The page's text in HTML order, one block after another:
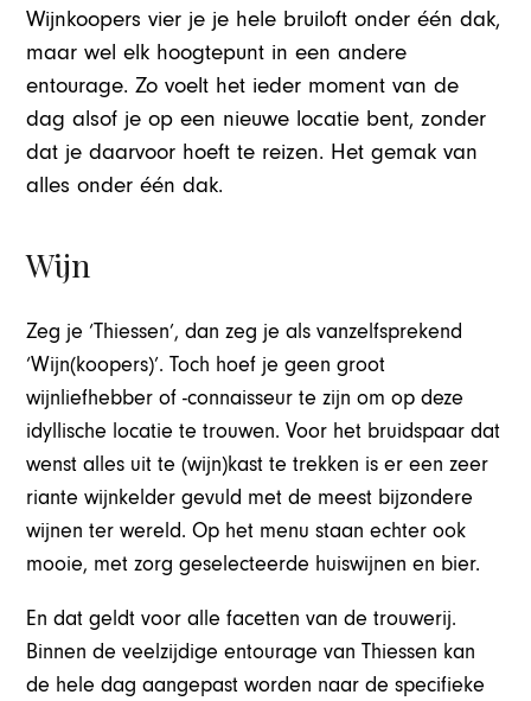
Wijnkoopers vier je je hele bruiloft onder één dak,
maar wel elk hoogtepunt in een andere
entourage. Zo voelt het ieder moment van de
dag alsof je op een nieuwe locatie bent, zonder
dat je daarvoor hoeft te reizen. Het gemak van
alles onder één dak.
Wijn
Zeg je ‘Thiessen’, dan zeg je als vanzelfsprekend
‘Wijn(koopers)’. Toch hoef je geen groot
wijnliefhebber of -connaisseur te zijn om op deze
idyllische locatie te trouwen. Voor het bruidspaar dat
wenst alles uit te (wijn)kast te trekken is er een zeer
riante wijnkelder gevuld met de meest bijzondere
wijnen ter wereld. Op het menu staan echter ook
mooie, met zorg geselecteerde huiswijnen en bier.
En dat geldt voor alle facetten van de trouwerij.
Binnen de veelzijdige entourage van Thiessen kan
de hele dag aangepast worden naar de specifieke